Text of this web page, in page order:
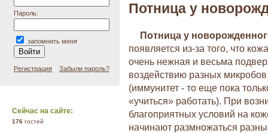
Пароль:
запомнить меня
Регистрация Забыли пароль?
Сейчас на сайте:
176 гостей
Потница у
Потница у
появляется из-за того, что
очень нежная и весьма
воздействию разных микробов
(иммунитет - то еще пока
«учиться» работать). При
благоприятных условий на
начинают размножаться